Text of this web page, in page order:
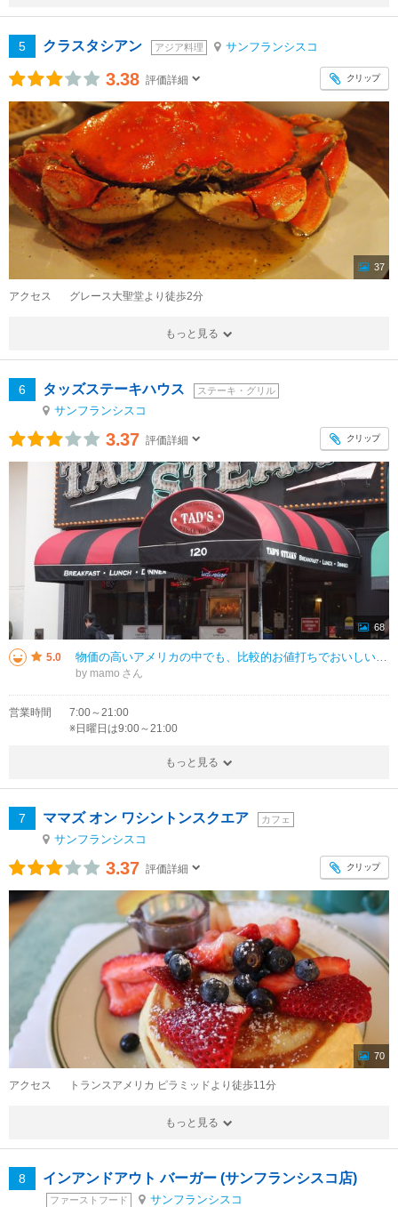
5 クラスタシアン アジア料理 サンフランシスコ
3.38 評価詳細 クリップ
37
アクセス グレース大聖堂より徒歩2分
もっと見る
6 タッズステーキハウス ステーキ・グリル
サンフランシスコ
3.37 評価詳細 クリップ
68
5.0 物価の高いアメリカの中でも、比較的お値打ちでおいしい。先に会計をしてから、席に着くタイプの店。ただ、アメリカはチップ制なので、そういう場合、チップはいつ払うべきか迷った。なので、会計時はチップは払わず、帰る際にテーブルに置
by mamo
営業時間
7:00～21:00
※日曜日は9:00～21:00
もっと見る
7 ママズ オン ワシントンスクエア カフェ
サンフランシスコ
3.37 評価詳細 クリップ
70
アクセス トランスアメリカ ピラミッドより徒歩11分
もっと見る
8 インアンドアウト バーガー (サンフランシスコ店)
ファーストフード サンフランシスコ